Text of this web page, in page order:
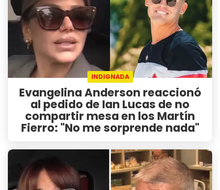
INDIGNADA
Evangelina Anderson reaccionó
al pedido de Ian Lucas de no
compartir mesa en los Martín
Fierro: "No me sorprende nada"